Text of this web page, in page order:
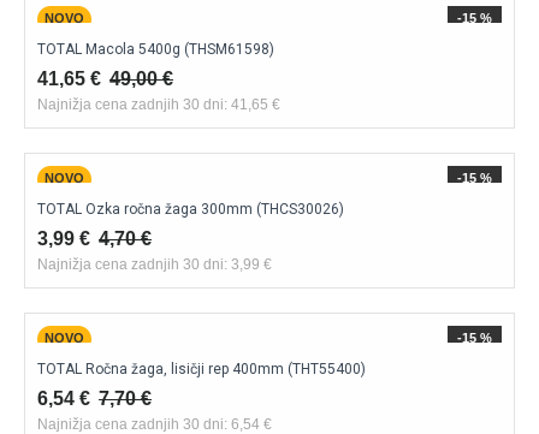
povečuje varnost pri delu in omogoča boljše
rezultate. Z rednim vzdrževanjem in uporabo
kakovostnih pripomočkov boste zagotovili
dolgoročno zanesljivo uporabo in urejen vrt skozi
vse leto.
Izberite kakovostnovrtno ročno orodje
zagotovite natančno, varno ter učinkovito urejanje
vašega vrta in okolice.
NOVO -15 %
TOTAL Macola 5400g (THSM61598)
41,65 € 49,00 €
Najnižja cena zadnjih 30 dni: 41,65 €
NOVO -15 %
TOTAL Ozka ročna žaga 300mm (THCS30026)
3,99 € 4,70 €
Najnižja cena zadnjih 30 dni: 3,99 €
NOVO -15 %
TOTAL Ročna žaga, lisičji rep 400mm (THT55400)
6,54 € 7,70 €
Najnižja cena zadnjih 30 dni: 6,54 €